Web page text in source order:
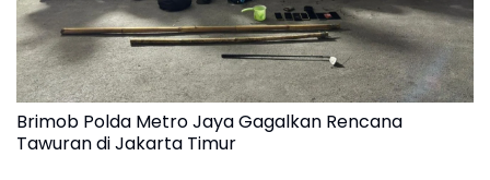
Brimob Polda Metro Jaya Gagalkan Rencana
Tawuran di Jakarta Timur